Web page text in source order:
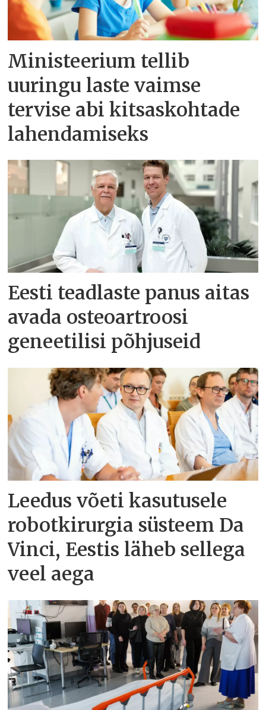
Ministeerium tellib
uuringu laste vaimse
tervise abi kitsaskohtade
lahendamiseks
Eesti teadlaste panus aitas
avada osteoartroosi
geneetilisi põhjuseid
Leedus võeti kasutusele
robotkirurgia süsteem Da
Vinci, Eestis läheb sellega
veel aega